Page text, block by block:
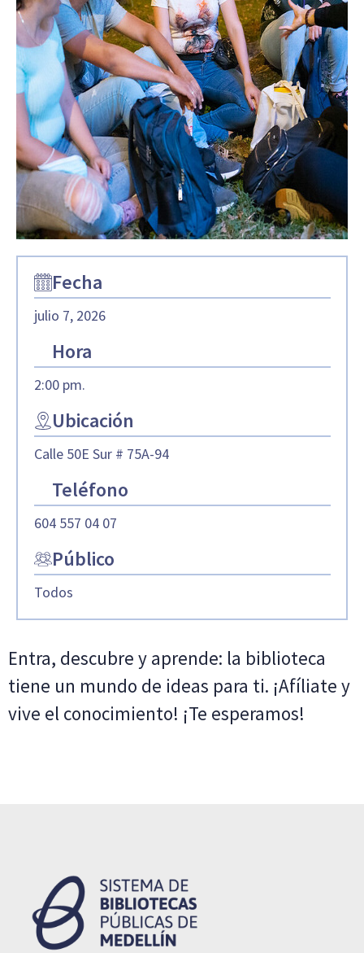
Fecha
julio 7, 2026
Hora
2:00 pm.
Ubicación
Calle 50E Sur # 75A-94
Teléfono
604 557 04 07
Público
Todos
Entra, descubre y aprende: la biblioteca
tiene un mundo de ideas para ti. ¡Afíliate y
vive el conocimiento! ¡Te esperamos!